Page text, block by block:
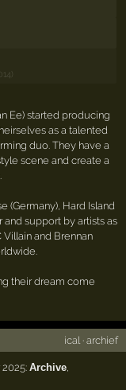
Ee) started producing
as a talented
duo. They have a
scene and create a
(Germany), Hard Island
and support by artists as
and Brennan
their dream come
ical· archief
2025:Archive,